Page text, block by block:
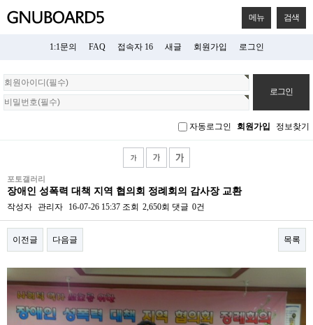
메뉴 검색
1:1문의 FAQ 접속자 16 새글 회원가입 로그인
회
원
로
자동로그인 회원가입 정보찾기
포토갤러리
장애인 성폭력 대책 지역 협의회 정례회의 감사장 교환
작성자 관리자 16-07-26 15:37 조회 2,650회 댓글 0건
이전글 다음글 목록